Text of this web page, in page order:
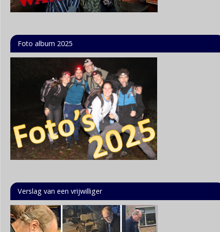
Foto album 2025
Verslag van een vrijwilliger